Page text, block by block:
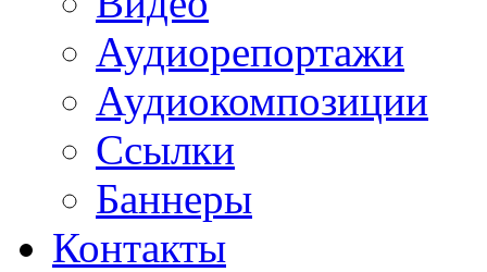
Аудиорепортажи
Аудиокомпозиции
Ссылки
Баннеры
Контакты